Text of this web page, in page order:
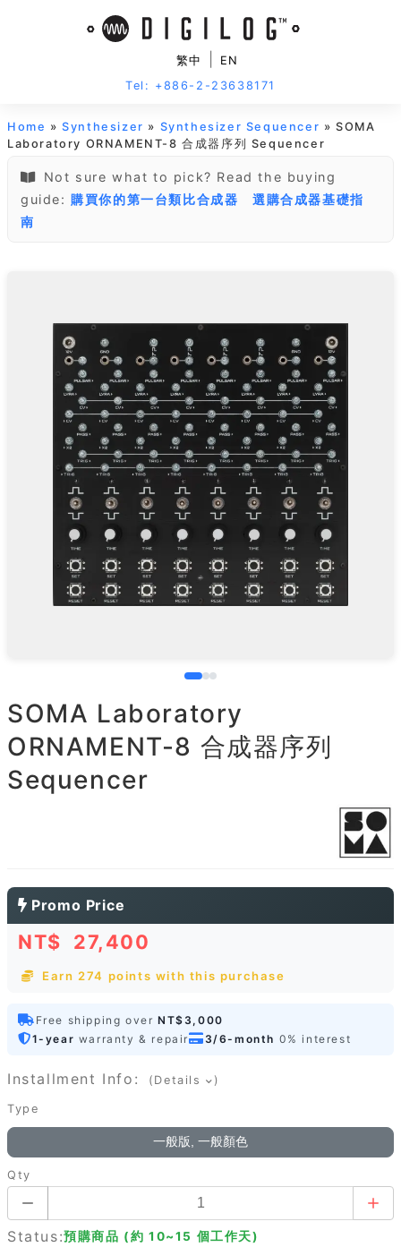
繁中
EN
Tel: +886-2-23638171
Home »Synthesizer » Synthesizer Sequencer » SOMA
Laboratory ORNAMENT-8 合成器序列 Sequencer
Not sure what to pick? Read the buying
guide: 購買你的第一台類比合成器
選購合成器基礎指
南
SOMA Laboratory
ORNAMENT-8 合成器序列
Sequencer
Promo Price
NT$ 27,400
Earn 274 points with this purchase
Free shipping overNT$3,000
1-year warranty & repair 3/6-month 0% interest
Installment Info: (Details )
Type
一般版, 一般顏色
Qty
Status:預購商品 (約 10~15 個工作天)